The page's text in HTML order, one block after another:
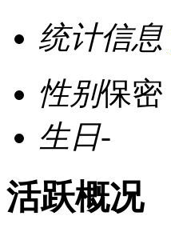
统计信息
性别保密
生日-
活跃概况